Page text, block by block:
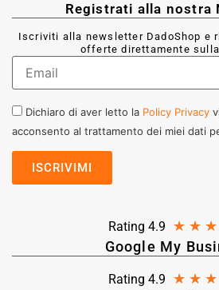
Registrati alla nostra
Iscriviti alla newsletter DadoShop e
offerte direttamente
Dichiaro di aver letto la Policy Privacy
acconsento al trattamento dei miei dati
Rating 4.9 ★ ★ ★
Google My
Rating 4.9 ★ ★ ★